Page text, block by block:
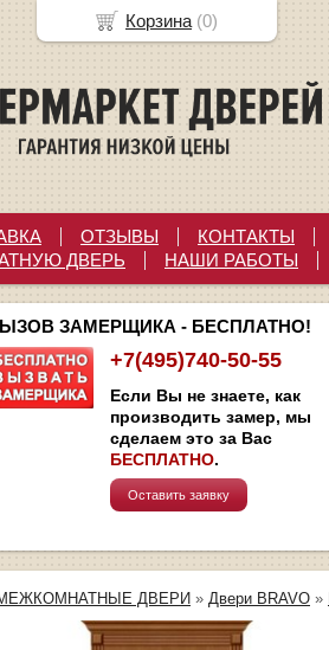
ОТЗЫВЫ КОНТАКТЫ
ДВЕРЬ НАШИ РАБОТЫ
ЗАМЕРЩИКА - БЕСПЛАТНО!
+7(495)740-50-55
Если Вы не знаете, как
производить замер, мы
сделаем это за Вас
БЕСПЛАТНО.
Оставить заявку
ДВЕРИ » Двери BRAVO »
Корзина (0)